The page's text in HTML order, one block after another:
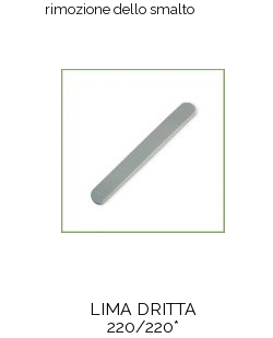
rimozione dello smalto
LIMA DRITTA
220/220*